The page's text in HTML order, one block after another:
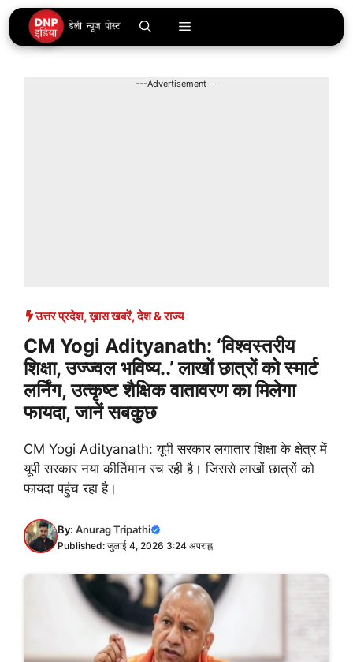
Skip
to
content
Menu
---Advertisement---
उत्तर प्रदेश,ख़ास खबरें,देश & राज्य
CM Yogi Adityanath: ‘विश्वस्तरीय
शिक्षा, उज्ज्वल भविष्य..’ लाखों छात्रों को स्मार्ट
लर्निंग, उत्कृष्ट शैक्षिक वातावरण का मिलेगा
फायदा, जानें सबकुछ
CM Yogi Adityanath: यूपी सरकार लगातार शिक्षा के क्षेत्र में
यूपी सरकार नया कीर्तिमान रच रही है। जिससे लाखों छात्रों को
फायदा पहुंच रहा है।
By: Anurag Tripathi
Published: जुलाई 4, 2026 3:24 अपराह्न